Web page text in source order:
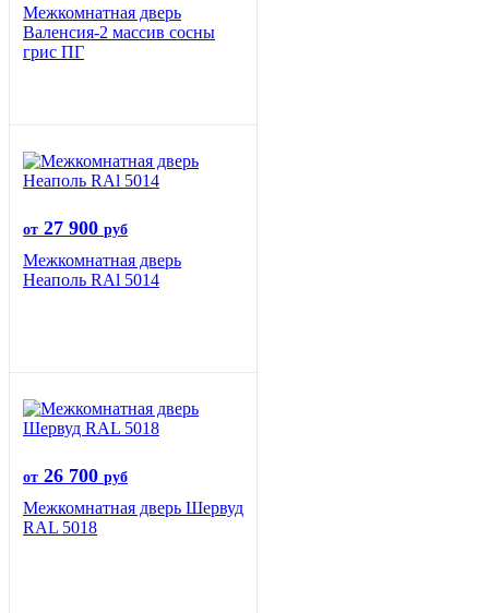
Межкомнатная дверь
Валенсия-2 массив сосны
грис ПГ
от 27 900 руб
Межкомнатная дверь
Неаполь RAl 5014
от 26 700 руб
Межкомнатная дверь Шервуд
RAL 5018